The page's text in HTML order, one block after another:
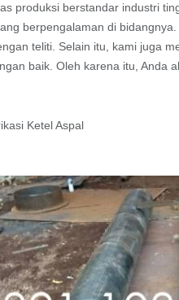
produksi berstandar industri
berpengalaman di
teliti. Selain itu, kami juga
baik. Oleh karena itu, Anda